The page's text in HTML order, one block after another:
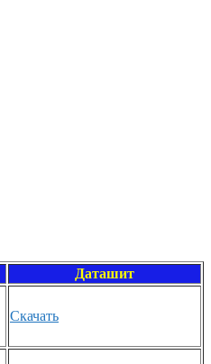
Даташит
Скачать